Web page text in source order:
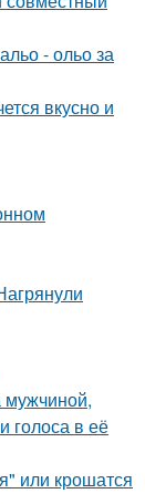
- ольо за
вкусно и
мужчиной,
голоса в её
или крошатся